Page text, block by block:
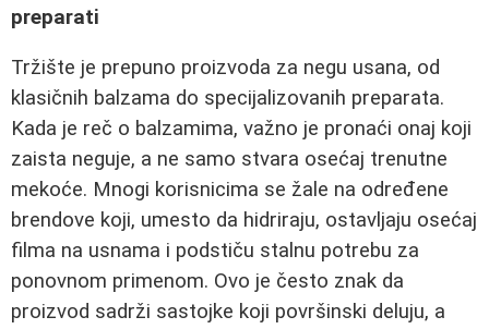
preparati
Tržište je prepuno proizvoda za negu usana, od
klasičnih balzama do specijalizovanih preparata.
Kada je reč o balzamima, važno je pronaći onaj koji
zaista neguje, a ne samo stvara osećaj trenutne
mekoće. Mnogi korisnicima se žale na određene
brendove koji, umesto da hidriraju, ostavljaju osećaj
filma na usnama i podstiču stalnu potrebu za
ponovnom primenom. Ovo je često znak da
proizvod sadrži sastojke koji površinski deluju, a